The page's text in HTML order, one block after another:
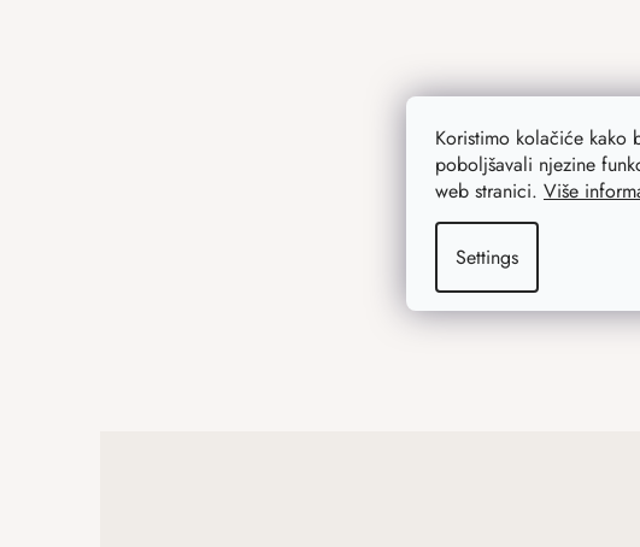
Koristimo kolačiće kako
poboljšavali njezine
web stranici. Više
Settings